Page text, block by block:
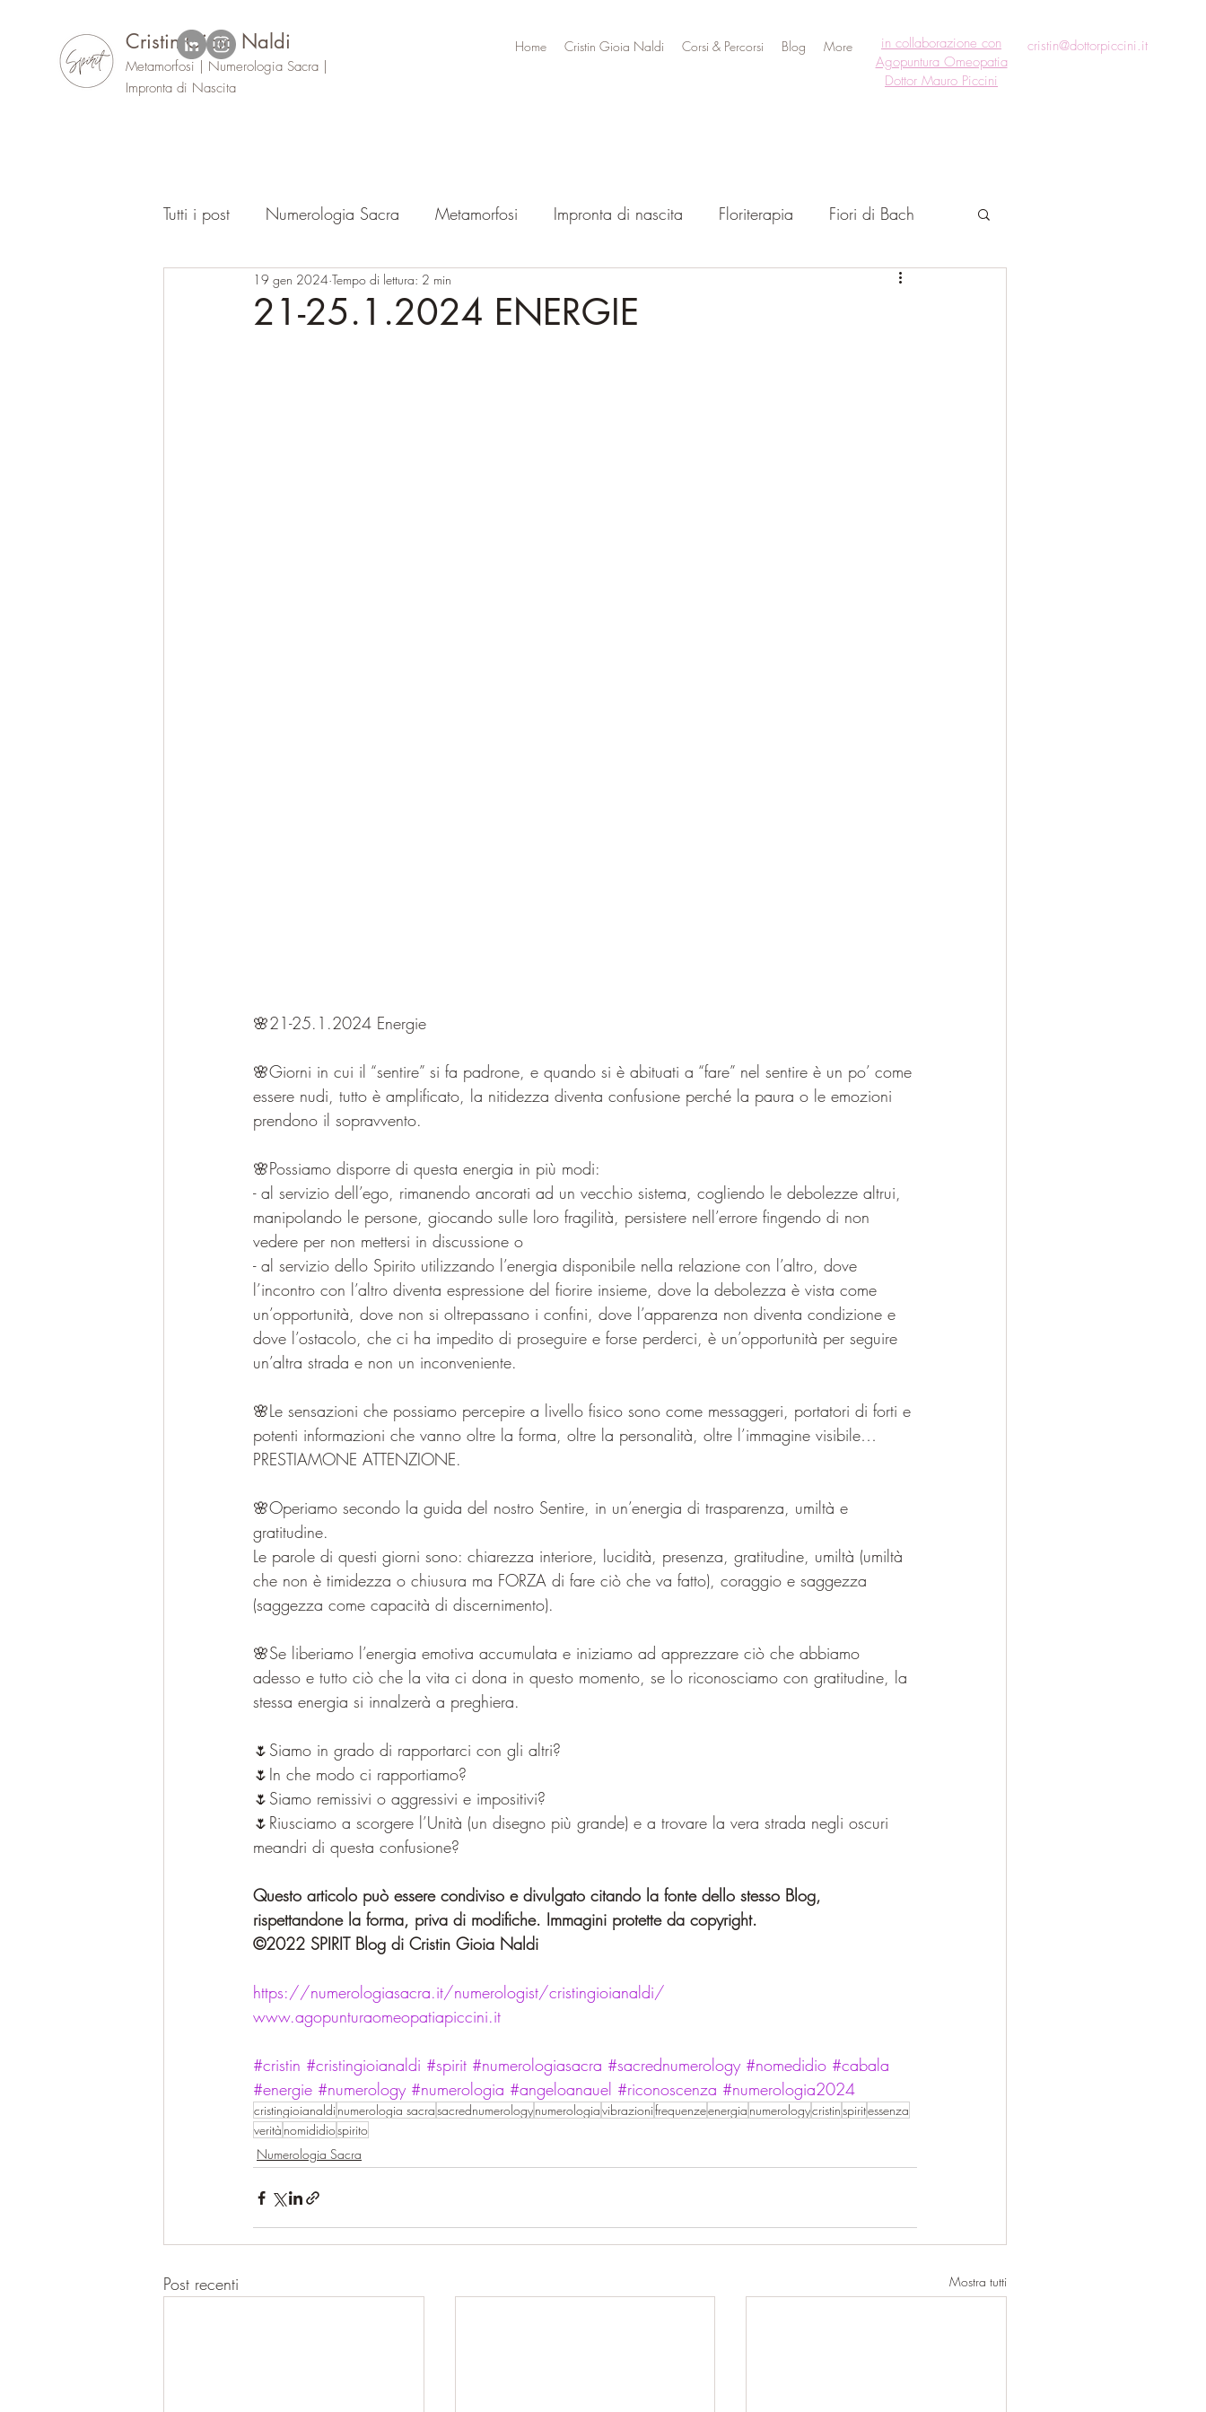
Cristin Gioia Naldi
Metamorfosi | Numerologia Sacra |
Impronta di Nascita
Home Cristin Gioia Naldi Corsi & Percorsi Blog More
in collaborazione con
Agopuntura Omeopatia
Dottor Mauro Piccini
cristin@dottorpiccini.it
Tutti i post Numerologia Sacra Metamorfosi Impronta di nascita Floriterapia Fiori di Bach
Eventi
21-25.1.2024 ENERGIE
19 gen 2024 Tempo di lettura: 2 min
🌸21-25.1.2024 Energie
🌸Giorni in cui il “sentire” si fa padrone, e quando si è abituati a “fare” nel sentire è un po’ come
essere nudi, tutto è amplificato, la nitidezza diventa confusione perché la paura o le emozioni
prendono il sopravvento.
🌸Possiamo disporre di questa energia in più modi:
- al servizio dell’ego, rimanendo ancorati ad un vecchio sistema, cogliendo le debolezze altrui,
manipolando le persone, giocando sulle loro fragilità, persistere nell’errore fingendo di non
vedere per non mettersi in discussione o
- al servizio dello Spirito utilizzando l’energia disponibile nella relazione con l’altro, dove
l’incontro con l’altro diventa espressione del fiorire insieme, dove la debolezza è vista come
un’opportunità, dove non si oltrepassano i confini, dove l’apparenza non diventa condizione e
dove l’ostacolo, che ci ha impedito di proseguire e forse perderci, è un’opportunità per seguire
un’altra strada e non un inconveniente.
🌸Le sensazioni che possiamo percepire a livello fisico sono come messaggeri, portatori di forti e
potenti informazioni che vanno oltre la forma, oltre la personalità, oltre l’immagine visibile…
PRESTIAMONE ATTENZIONE.
🌸Operiamo secondo la guida del nostro Sentire, in un’energia di trasparenza, umiltà e
gratitudine.
Le parole di questi giorni sono: chiarezza interiore, lucidità, presenza, gratitudine, umiltà (umiltà
che non è timidezza o chiusura ma FORZA di fare ciò che va fatto), coraggio e saggezza
(saggezza come capacità di discernimento).
🌸Se liberiamo l’energia emotiva accumulata e iniziamo ad apprezzare ciò che abbiamo
adesso e tutto ciò che la vita ci dona in questo momento, se lo riconosciamo con gratitudine, la
stessa energia si innalzerà a preghiera.
🌷Siamo in grado di rapportarci con gli altri?
🌷In che modo ci rapportiamo?
🌷Siamo remissivi o aggressivi e impositivi?
🌷Riusciamo a scorgere l’Unità (un disegno più grande) e a trovare la vera strada negli oscuri
meandri di questa confusione?
Questo articolo può essere condiviso e divulgato citando la fonte dello stesso Blog,
rispettandone la forma, priva di modifiche. Immagini protette da copyright.
©2022 SPIRIT Blog di Cristin Gioia Naldi
https://numerologiasacra.it/numerologist/cristingioianaldi/
www.agopunturaomeopatiapiccini.it
#cristin #cristingioianaldi #spirit #numerologiasacra #sacrednumerology #nomedidio #cabala
#energie #numerology #numerologia #angeloanauel #riconoscenza #numerologia2024
cristingioianaldinumerologia sacrasacrednumerologynumerologiavibrazionifrequenzeenergia numerologycristinspiritessenza
verità nomididiospirito
Numerologia Sacra
Post recenti Mostra tutti